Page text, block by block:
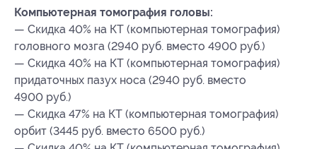
Компьютерная томография головы:
— Скидка 40% на КТ (компьютерная томография)
головного мозга (2940 руб. вместо 4900 руб.)
— Скидка 40% на КТ (компьютерная томография)
придаточных пазух носа (2940 руб. вместо
4900 руб.)
— Скидка 47% на КТ (компьютерная томография)
орбит (3445 руб. вместо 6500 руб.)